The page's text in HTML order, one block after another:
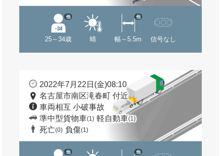
25～34歳
他
晴 幅～5.5m
他
信号なし
2022年7月22日(金)08:10
名古屋市南区滝春町 付近
車両相互 小破事故
準中型貨物車(1) 軽自動車(1)
死亡(0) 負傷(1)
他 他